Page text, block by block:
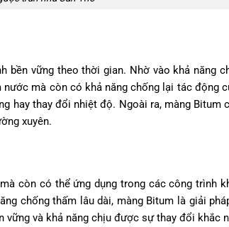
vững theo thời gian. Nhờ vào khả năng
mà còn có khả năng chống lại tác động
hay thay đổi nhiệt độ. Ngoài ra, màng Bitum
xuyên.
còn có thể ứng dụng trong các công trình
chống thấm lâu dài, màng Bitum là giải
vững và khả năng chịu được sự thay đổi khắc